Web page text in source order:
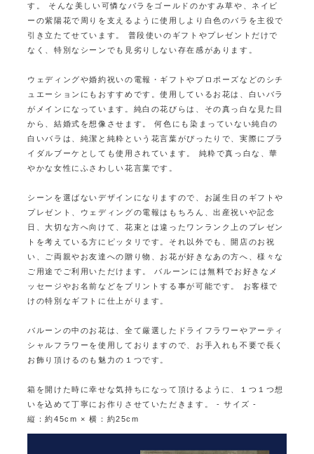
す。
そんな美しい可憐なバラをゴールドのかすみ草や、ネイビ
ーの紫陽花で周りを支えるように使用し より白色のバラを主役で
引き立たてせています。
普段使いのギフトやプレゼントだけで
なく、特別なシーンでも見劣りしない存在感があります。
ウェディングや婚約祝いの電報・ギフトやプロポーズなどのシチ
ュエーションにもおすすめです。使用しているお花は、白いバラ
がメインになっています。純白の花びらは、その真っ白な見た目
から、結婚式を想像させます。
何色にも染まっていない純白の
白いバラは、純潔と純粋という花言葉がぴったりで、実際にブラ
イダルブーケとしても使用されています。
純粋で真っ白な、華
やかな女性にふさわしい花言葉です。
シーンを選ばないデザインになりますので、お誕生日のギフトや
プレゼント、ウェディングの電報はもちろん、出産祝いや記念
日、大切な方へ向けて、花束とは違ったワンランク上のプレゼン
トを考えている方にピッタリです。 それ以外でも、開店のお祝
い、ご両親やお友達への贈り物、お花が好きなあの方へ、様々な
ご用途でご利用いただけます。
バルーンには無料でお好きなメ
ッセージやお名前などをプリントする事が可能です。
お客様で
けの特別なギフトに仕上がります。
バルーンの中のお花は、全て厳選したドライフラワーやアーティ
シャルフラワーを使用しておりますので、 お手入れも不要で長く
お飾り頂けるのも魅力の１つです。
箱を開けた時に幸せな気持ちになって頂けるように、１つ１つ想
いを込めて丁寧にお作りさせていただきます。
- サイズ -
縦：約45cm × 横：約25cm